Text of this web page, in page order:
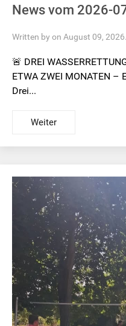
News vom 2026-
Written by on August 09,
🚨 DREI
ETWA ZWEI MONATEN –
Drei...
Weiter